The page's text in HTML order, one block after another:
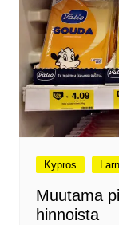
Kypros
Muutama
hinnoista